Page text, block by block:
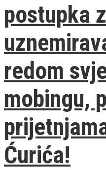
postupka
redom
mobingu,
Ćurića!